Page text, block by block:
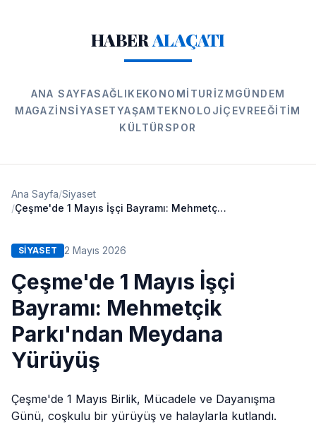
HABERALAÇATI
ANA SAYFASAĞLIK EKONOMI TURIZMGÜNDEM
MAGAZINSIYASETYAŞAM TEKNOLOJIÇEVREEĞITIM
KÜLTÜRSPOR
Ana Sayfa/Siyaset
/
Çeşme'de 1 Mayıs İşçi Bayramı: Mehmetçik Parkı'ndan Meydana Yürüyüş
SIYASET 2 Mayıs 2026
Çeşme'de 1 Mayıs İşçi
Bayramı: Mehmetçik
Parkı'ndan Meydana
Yürüyüş
Çeşme'de 1 Mayıs Birlik, Mücadele ve Dayanışma
Günü, coşkulu bir yürüyüş ve halaylarla kutlandı.